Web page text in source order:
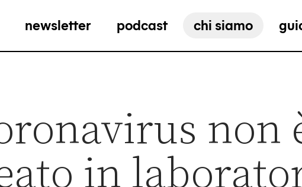
newsletter podcast chi siamo
non
in